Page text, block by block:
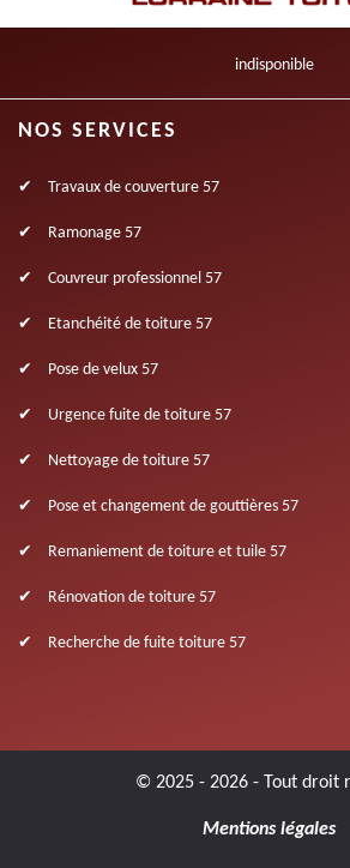
indisponible
NOS SERVICES
Travaux de couverture 57
Ramonage 57
Couvreur professionnel 57
Etanchéité de toiture 57
Pose de velux 57
Urgence fuite de toiture 57
Nettoyage de toiture 57
Pose et changement de gouttières 57
Remaniement de toiture et tuile 57
Rénovation de toiture 57
Recherche de fuite toiture 57
© 2025 - 2026 - Tout droit
Mentions légales